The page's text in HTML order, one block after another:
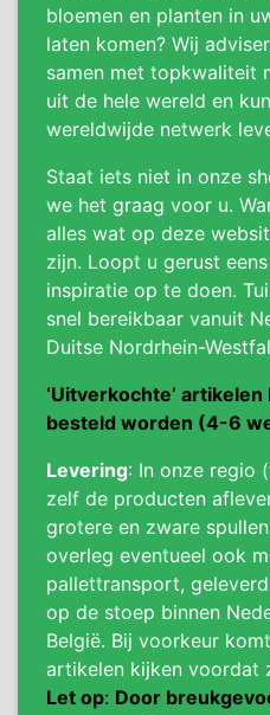
bloemen en planten in
laten komen? Wij
samen met topkwaliteit
uit de hele wereld en
wereldwijde netwerk
Staat iets niet in onze
we het graag voor u.
alles wat op deze
zijn. Loopt u gerust
inspiratie op te doen.
snel bereikbaar vanuit
Duitse Nordrhein-
‘Uitverkochte’
besteld worden (4-6
Levering: In onze regio
zelf de producten
grotere en zware
overleg eventueel ook
pallettransport,
op de stoep binnen
België. Bij voorkeur
artikelen kijken voordat
Let op: Door